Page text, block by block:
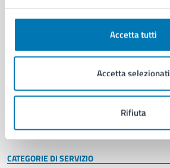
Accetta tutti
Accetta selezionati
Rifiuta
Organi di governo
Enti e fondazioni
Personale amministrativo
Intranet, posta aziendale e protocollo
CATEGORIE DI SERVIZIO